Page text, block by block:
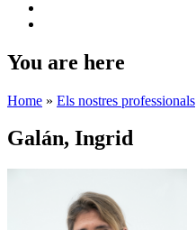
You are here
Home » Els nostres professionals
Galán, Ingrid